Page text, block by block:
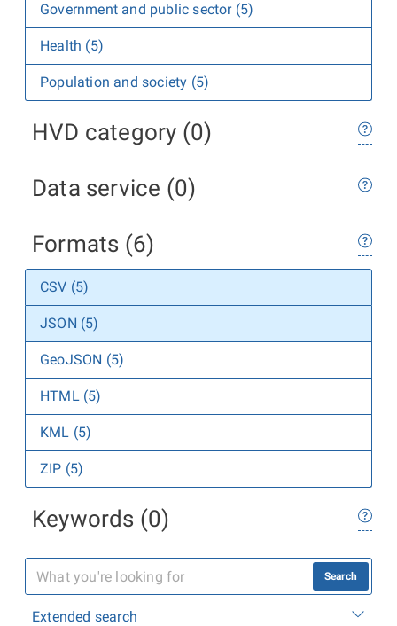
Government and public sector (5)
Health (5)
Population and society (5)
HVD category (0)
Data service (0)
Formats (6)
CSV (5)
JSON (5)
GeoJSON (5)
HTML (5)
KML (5)
ZIP (5)
Keywords (0)
Search
Extended search